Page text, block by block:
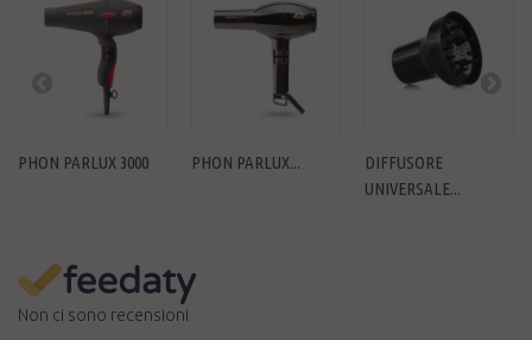
PHON PARLUX 3000 PHON PARLUX...
DIFFUSORE
UNIVERSALE...
Non ci sono recensioni